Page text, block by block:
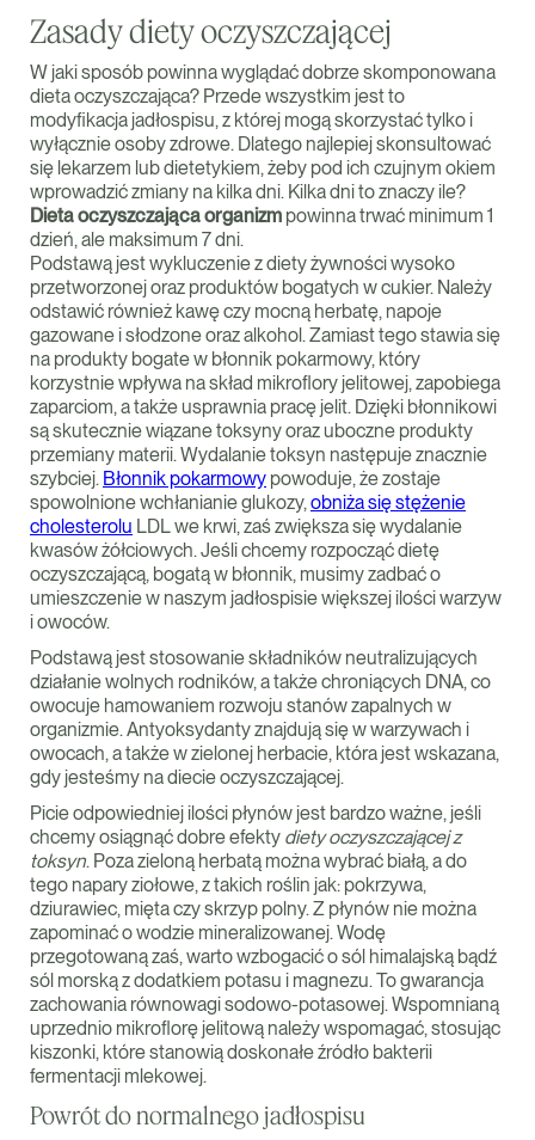
Zasady diety oczyszczającej
W jaki sposób powinna wyglądać dobrze skomponowana
dieta oczyszczająca? Przede wszystkim jest to
modyfikacja jadłospisu, z której mogą skorzystać tylko i
wyłącznie osoby zdrowe. Dlatego najlepiej skonsultować
się lekarzem lub dietetykiem, żeby pod ich czujnym okiem
wprowadzić zmiany na kilka dni. Kilka dni to znaczy ile?
Dieta oczyszczająca organizm powinna trwać minimum 1
dzień, ale maksimum 7 dni.
Podstawą jest wykluczenie z diety żywności wysoko
przetworzonej oraz produktów bogatych w cukier. Należy
odstawić również kawę czy mocną herbatę, napoje
gazowane i słodzone oraz alkohol. Zamiast tego stawia się
na produkty bogate w błonnik pokarmowy, który
korzystnie wpływa na skład mikroflory jelitowej, zapobiega
zaparciom, a także usprawnia pracę jelit. Dzięki błonnikowi
są skutecznie wiązane toksyny oraz uboczne produkty
przemiany materii. Wydalanie toksyn następuje znacznie
szybciej. Błonnik pokarmowy powoduje, że zostaje
spowolnione wchłanianie glukozy,obniża się stężenie
cholesterolu LDL we krwi, zaś zwiększa się wydalanie
kwasów żółciowych. Jeśli chcemy rozpocząć dietę
oczyszczającą, bogatą w błonnik, musimy zadbać o
umieszczenie w naszym jadłospisie większej ilości warzyw
i owoców.
Podstawą jest stosowanie składników neutralizujących
działanie wolnych rodników, a także chroniących DNA, co
owocuje hamowaniem rozwoju stanów zapalnych w
organizmie. Antyoksydanty znajdują się w warzywach i
owocach, a także w zielonej herbacie, która jest wskazana,
gdy jesteśmy na diecie oczyszczającej.
Picie odpowiedniej ilości płynów jest bardzo ważne, jeśli
chcemy osiągnąć dobre efekty diety oczyszczającej z
toksyn. Poza zieloną herbatą można wybrać białą, a do
tego napary ziołowe, z takich roślin jak: pokrzywa,
dziurawiec, mięta czy skrzyp polny. Z płynów nie można
zapominać o wodzie mineralizowanej. Wodę
przegotowaną zaś, warto wzbogacić o sól himalajską bądź
sól morską z dodatkiem potasu i magnezu. To gwarancja
zachowania równowagi sodowo-potasowej. Wspomnianą
uprzednio mikroflorę jelitową należy wspomagać, stosując
kiszonki, które stanowią doskonałe źródło bakterii
fermentacji mlekowej.
Powrót do normalnego jadłospisu